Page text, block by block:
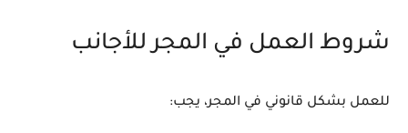
شروط العمل في المجر للأجانب
للعمل بشكل قانوني في المجر، يجب: